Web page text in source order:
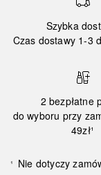
Szybka
Czas dostawy 1-3
2 bezpłatne
do wyboru przy
49zł¹
¹ Nie dotyczy